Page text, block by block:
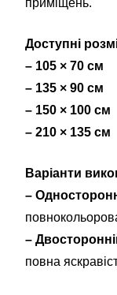
приміщень.
Доступні
– 105 × 70 см
– 135 × 90 см
– 150 × 100 см
– 210 × 135 см
Варіанти
–
–
повна